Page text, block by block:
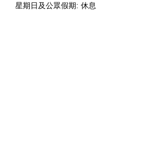
星期日及公眾假期: 休息